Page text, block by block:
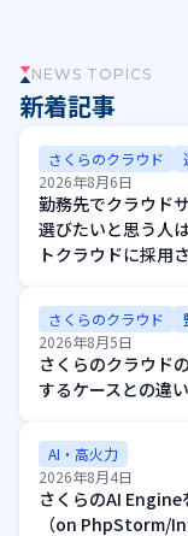
NEWS TOPICS
新着記事
さくらのクラウド
2026年8月6日
勤務先でクラウド
選びたいと思う人
トクラウドに採用
さくらのクラウド
2026年8月5日
さくらのクラウド
するケースとの違
AI・高火力
2026年8月4日
さくらのAI Engine
（on PhpStorm/